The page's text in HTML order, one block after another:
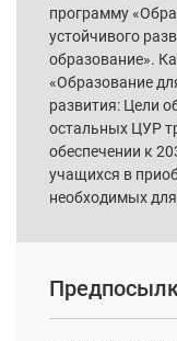
программу
устойчивого
образование».
«Образование
развития: Цели
остальных ЦУР
обеспечении к
учащихся в
необходимых